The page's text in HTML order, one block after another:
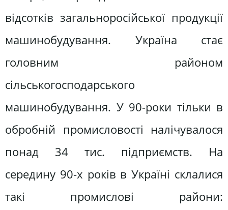
відсотків загальноросійської продукції
машинобудування. Україна стає
головним районом
сільськогосподарського
машинобудування. У 90-роки тільки в
обробній промисловості налічувалося
понад 34 тис. підприємств. На
середину 90-х років в Україні склалися
такі промислові райони: